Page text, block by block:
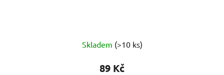
Skladem (>10 ks)
89 Kč